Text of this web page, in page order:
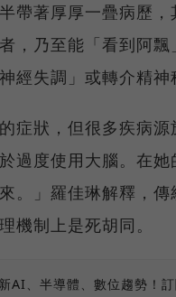
帶著厚厚一疊病歷
，乃至能「看到阿
經失調」或轉介精神
症狀，但很多疾病
過度使用大腦。在
。」羅佳琳解釋，
機制上是死胡同。
AI、半導體、數位趨勢！